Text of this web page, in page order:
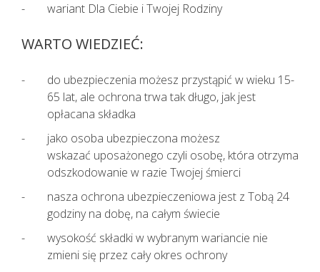
koronawirusem SARS CoV-2
specjalistyczną na inny termin.
cech infekcji, zgłaszającemu chęć
wizyty u lekarza należy najpierw
udzielić TELEPORADY. Tylko w
pacjent powinien zostać umówiony
na konkretną godzinę do lekarza.
Lekarz udzielający TELEPORADY na
podstawie przeprowadzonego
wywiadu medycznego i oceny stanu
zdrowia pacjenta ma możliwość
wystawienia zwolnienia lekarskiego.
wariant Dla Ciebie i Twojej Rodziny
WARTO WIEDZIEĆ:
do ubezpieczenia możesz przystąpić w wieku 15-
65 lat, ale ochrona trwa tak długo, jak jest
opłacana składka
jako osoba ubezpieczona możesz
wskazać uposażonego czyli osobę, która otrzyma
odszkodowanie w razie Twojej śmierci
nasza ochrona ubezpieczeniowa jest z Tobą 24
godziny na dobę, na całym świecie
wysokość składki w wybranym wariancie nie
zmieni się przez cały okres ochrony